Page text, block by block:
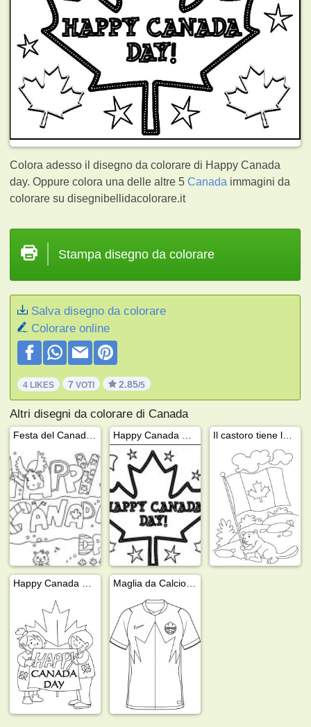
Colora adesso il disegno da colorare di Happy Canada
day. Oppure colora una delle altre 5Canada immagini da
colorare su disegnibellidacolorare.it
Stampa disegno da colorare
Salva disegno da colorare
Colorare online
4 LIKES 7 VOTI 2.85/5
Altri disegni da colorare di Canada